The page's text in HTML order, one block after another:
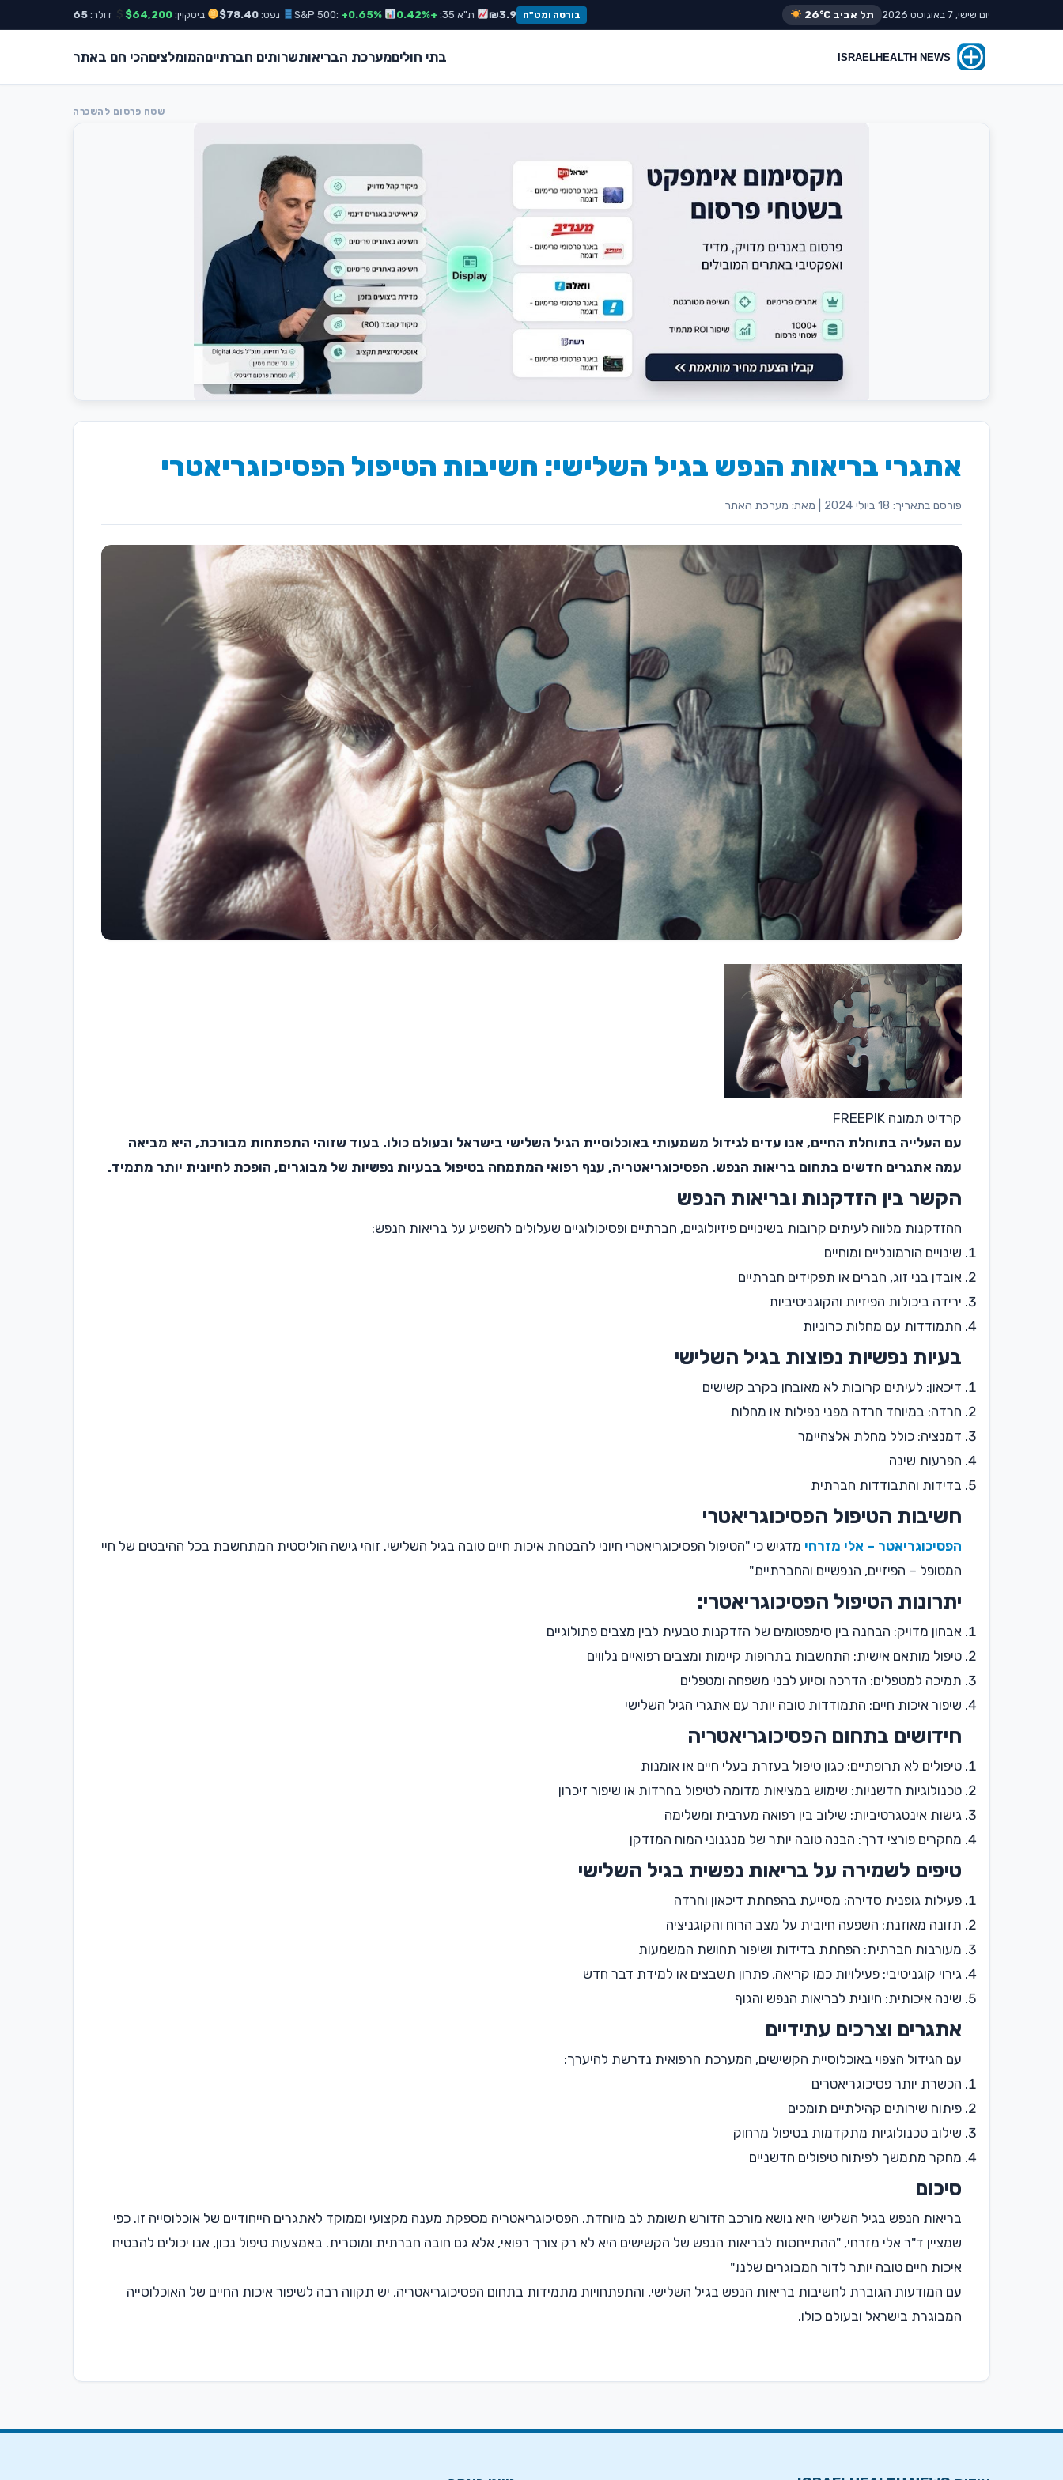
יום שישי, 7 באוגוסט 2026 תל אביב 26°C בורסה ומט"ח₪3.65 אירו:₪3.98 ת"א 35: +0.42%
S&P 500:
+0.65% נפט: $78.40 ביטקוין:$64,200 דולר:₪3.65
בתי חוליםמערכת הבריאותשרותים חברתייםהמומלציםהכי חם באתר
שטח פרסום להשכרה
אתגרי בריאות הנפש בגיל השלישי: חשיבות הטיפול הפסיכוגריאטרי
פורסם בתאריך: 18 ביולי 2024 מאת: מערכת האתר
קרדיט תמונה FREEPIK
עם העלייה בתוחלת החיים, אנו עדים לגידול משמעותי באוכלוסיית הגיל השלישי בישראל ובעולם כולו. בעוד שזוהי התפתחות מבורכת, היא מביאה
עמה אתגרים חדשים בתחום בריאות הנפש. הפסיכוגריאטריה, ענף רפואי המתמחה בטיפול בבעיות נפשיות של מבוגרים, הופכת לחיונית יותר מתמיד.
הקשר בין הזדקנות ובריאות הנפש
ההזדקנות מלווה לעיתים קרובות בשינויים פיזיולוגיים, חברתיים ופסיכולוגיים שעלולים להשפיע על בריאות הנפש:
שינויים הורמונליים ומוחיים
אובדן בני זוג, חברים או תפקידים חברתיים
ירידה ביכולות הפיזיות והקוגניטיביות
התמודדות עם מחלות כרוניות
בעיות נפשיות נפוצות בגיל השלישי
דיכאון: לעיתים קרובות לא מאובחן בקרב קשישים
חרדה: במיוחד חרדה מפני נפילות או מחלות
דמנציה: כולל מחלת אלצהיימר
הפרעות שינה
בדידות והתבודדות חברתית
חשיבות הטיפול הפסיכוגריאטרי
הפסיכוגריאטר – אלי מזרחי מדגיש כי "הטיפול הפסיכוגריאטרי חיוני להבטחת איכות חיים טובה בגיל השלישי. זוהי גישה הוליסטית המתחשבת בכל ההיבטים של חיי
המטופל – הפיזיים, הנפשיים והחברתיים."
יתרונות הטיפול הפסיכוגריאטרי:
אבחון מדויק: הבחנה בין סימפטומים של הזדקנות טבעית לבין מצבים פתולוגיים
טיפול מותאם אישית: התחשבות בתרופות קיימות ומצבים רפואיים נלווים
תמיכה למטפלים: הדרכה וסיוע לבני משפחה ומטפלים
שיפור איכות חיים: התמודדות טובה יותר עם אתגרי הגיל השלישי
חידושים בתחום הפסיכוגריאטריה
טיפולים לא תרופתיים: כגון טיפול בעזרת בעלי חיים או אומנות
טכנולוגיות חדשניות: שימוש במציאות מדומה לטיפול בחרדות או שיפור זיכרון
גישות אינטגרטיביות: שילוב בין רפואה מערבית ומשלימה
מחקרים פורצי דרך: הבנה טובה יותר של מנגנוני המוח המזדקן
טיפים לשמירה על בריאות נפשית בגיל השלישי
פעילות גופנית סדירה: מסייעת בהפחתת דיכאון וחרדה
תזונה מאוזנת: השפעה חיובית על מצב הרוח והקוגניציה
מעורבות חברתית: הפחתת בדידות ושיפור תחושת המשמעות
גירוי קוגניטיבי: פעילויות כמו קריאה, פתרון תשבצים או למידת דבר חדש
שינה איכותית: חיונית לבריאות הנפש והגוף
אתגרים וצרכים עתידיים
עם הגידול הצפוי באוכלוסיית הקשישים, המערכת הרפואית נדרשת להיערך:
הכשרת יותר פסיכוגריאטרים
פיתוח שירותים קהילתיים תומכים
שילוב טכנולוגיות מתקדמות בטיפול מרחוק
מחקר מתמשך לפיתוח טיפולים חדשניים
סיכום
בריאות הנפש בגיל השלישי היא נושא מורכב הדורש תשומת לב מיוחדת. הפסיכוגריאטריה מספקת מענה מקצועי וממוקד לאתגרים הייחודיים של אוכלוסייה זו. כפי
שמציין ד"ר אלי מזרחי, "ההתייחסות לבריאות הנפש של הקשישים היא לא רק צורך רפואי, אלא גם חובה חברתית ומוסרית. באמצעות טיפול נכון, אנו יכולים להבטיח
איכות חיים טובה יותר לדור המבוגרים שלנו."
עם המודעות הגוברת לחשיבות בריאות הנפש בגיל השלישי, והתפתחויות מתמידות בתחום הפסיכוגריאטריה, יש תקווה רבה לשיפור איכות החיים של האוכלוסייה
המבוגרת בישראל ובעולם כולו.